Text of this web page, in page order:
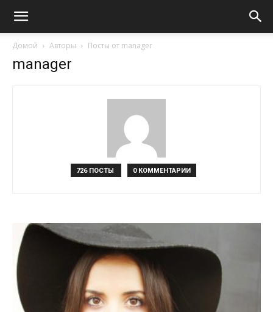
Домой Авторы Посты от manager
manager
726 ПОСТЫ 0 КОММЕНТАРИИ